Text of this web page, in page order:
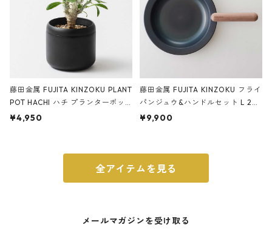
藤田金属 FUJITA KINZOKU PLANT
POT HACHI ハチ プランターポッ
ト 3号 ブラック
¥4,950
藤田金属 FUJITA KINZOKU フライ
パンジュウ&ハンドルセット L 24c
m ガス火・IH対応 鉄フライパン
¥9,900
全アイテムを見る
メールマガジンを受け取る